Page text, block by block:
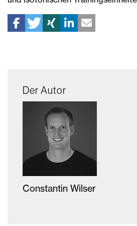
Der Autor
Constantin Wilser